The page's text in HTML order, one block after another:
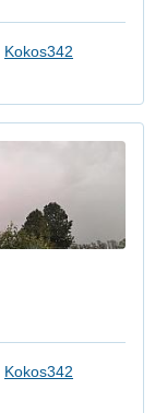
Kokos342
Kokos342